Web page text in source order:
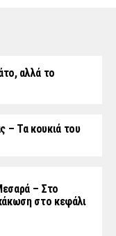
αλλά το
– Τα κουκιά του
– Στο
στο κεφάλι